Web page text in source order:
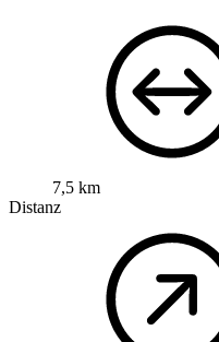
7,5 km
Distanz